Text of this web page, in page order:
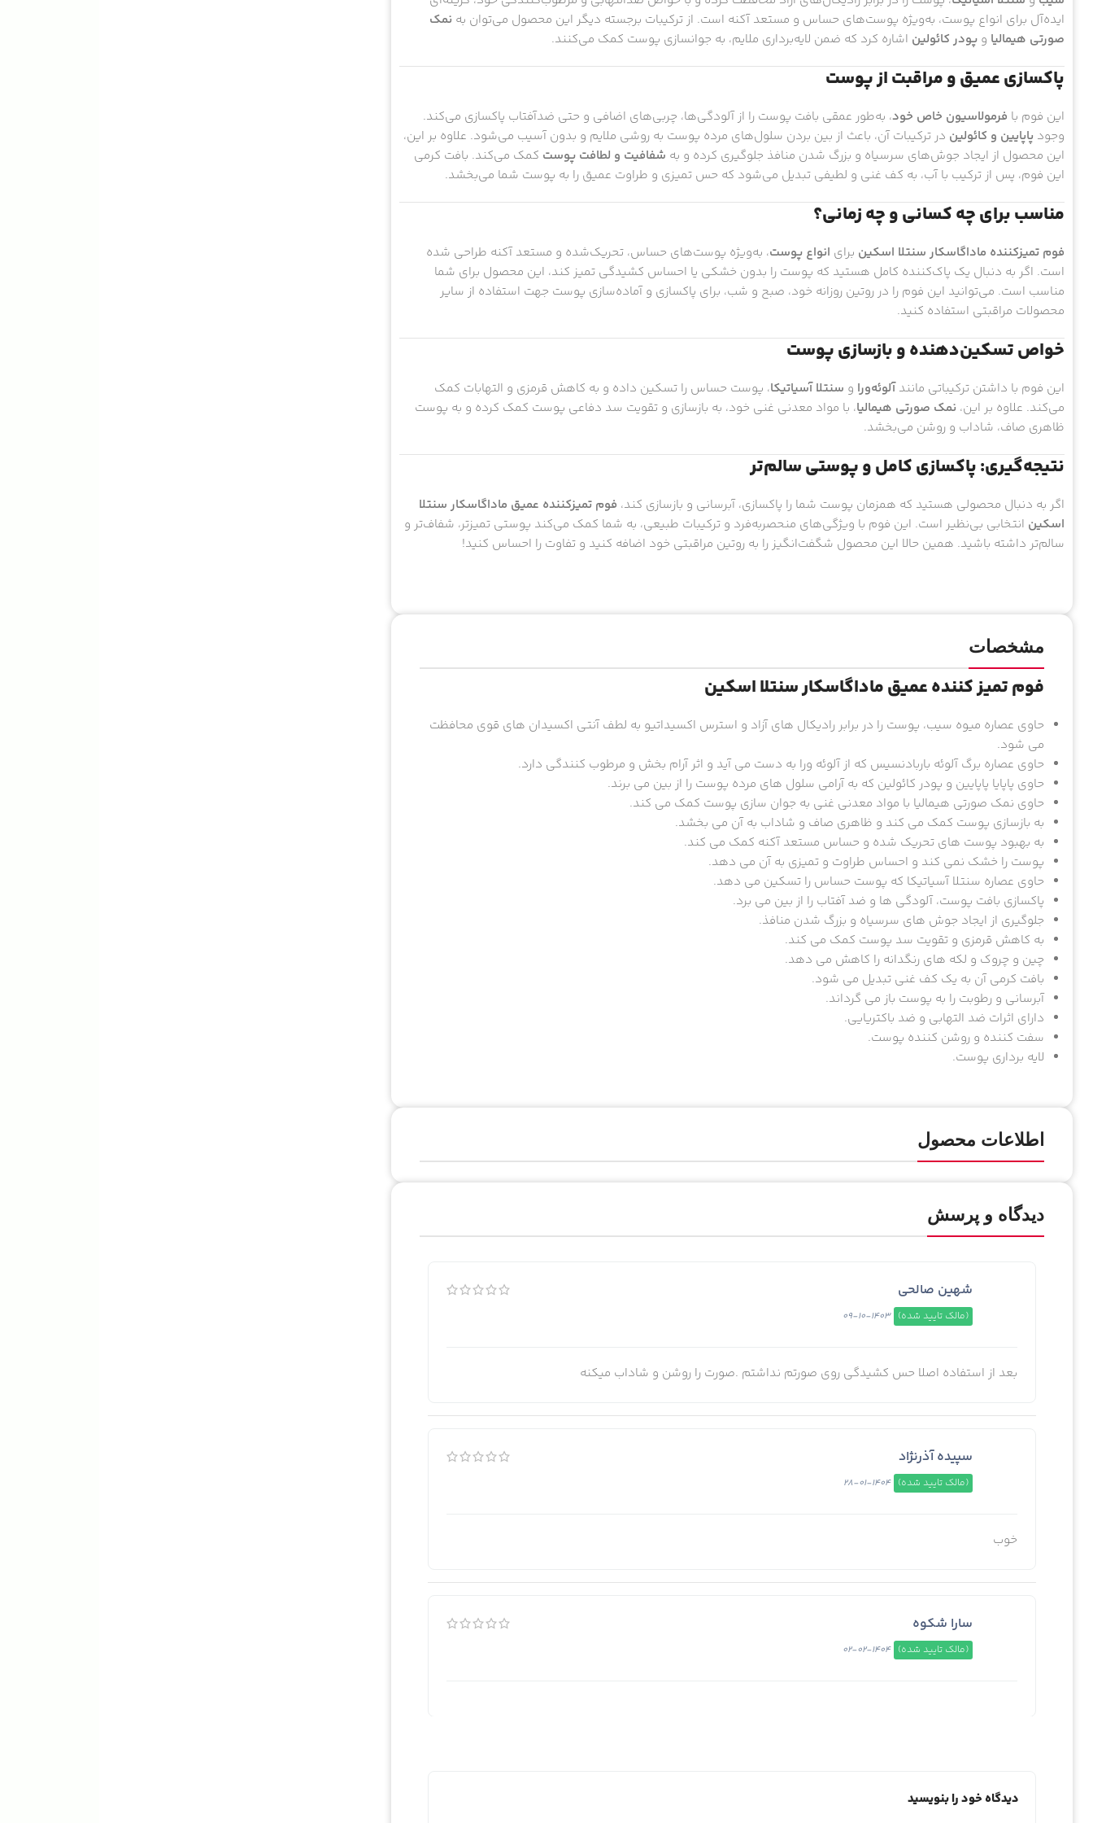
ایده‌آل برای انواع پوست، به‌ویژه پوست‌های حساس و مستعد آکنه است. از ترکیبات برجسته دیگر این محصول می‌توان به نمک
صورتی هیمالیا و پودر کائولین اشاره کرد که ضمن لایه‌برداری ملایم، به جوانسازی پوست کمک می‌کنند.
پاکسازی عمیق و مراقبت از پوست
این فوم با فرمولاسیون خاص خود، به‌طور عمقی بافت پوست را از آلودگی‌ها، چربی‌های اضافی و حتی ضدآفتاب پاکسازی می‌کند.
وجود پاپایین و کائولین در ترکیبات آن، باعث از بین بردن سلول‌های مرده پوست به روشی ملایم و بدون آسیب می‌شود. علاوه بر این،
این محصول از ایجاد جوش‌های سرسیاه و بزرگ شدن منافذ جلوگیری کرده و به شفافیت و لطافت پوست کمک می‌کند. بافت کرمی
این فوم، پس از ترکیب با آب، به کف غنی و لطیفی تبدیل می‌شود که حس تمیزی و طراوت عمیق را به پوست شما می‌بخشد.
مناسب برای چه کسانی و چه زمانی؟
فوم تمیزکننده ماداگاسکار سنتلا اسکین برای انواع پوست، به‌ویژه پوست‌های حساس، تحریک‌شده و مستعد آکنه طراحی شده
است. اگر به دنبال یک پاک‌کننده کامل هستید که پوست را بدون خشکی یا احساس کشیدگی تمیز کند، این محصول برای شما
مناسب است. می‌توانید این فوم را در روتین روزانه خود، صبح و شب، برای پاکسازی و آماده‌سازی پوست جهت استفاده از سایر
محصولات مراقبتی استفاده کنید.
خواص تسکین‌دهنده و بازسازی پوست
این فوم با داشتن ترکیباتی مانندآلوئه‌ورا و سنتلا آسیاتیکا، پوست حساس را تسکین داده و به کاهش قرمزی و التهابات کمک
می‌کند. علاوه بر این، نمک صورتی هیمالیا، با مواد معدنی غنی خود، به بازسازی و تقویت سد دفاعی پوست کمک کرده و به پوست
ظاهری صاف، شاداب و روشن می‌بخشد.
نتیجه‌گیری: پاکسازی کامل و پوستی سالم‌تر
اگر به دنبال محصولی هستید که همزمان پوست شما را پاکسازی، آبرسانی و بازسازی کند، فوم تمیزکننده عمیق ماداگاسکار سنتلا
اسکین انتخابی بی‌نظیر است. این فوم با ویژگی‌های منحصربه‌فرد و ترکیبات طبیعی، به شما کمک می‌کند پوستی تمیزتر، شفاف‌تر و
سالم‌تر داشته باشید. همین حالا این محصول شگفت‌انگیز را به روتین مراقبتی خود اضافه کنید و تفاوت را احساس کنید!
مشخصات
فوم تمیز کننده عمیق ماداگاسکار سنتلا اسکین
حاوی عصاره میوه سیب، پوست را در برابر رادیکال های آزاد و استرس اکسیداتیو به لطف آنتی اکسیدان های قوی محافظت
می شود.
حاوی عصاره برگ آلوئه باربادنسیس که از آلوئه ورا به دست می آید و اثر آرام بخش و مرطوب کنندگی دارد.
حاوی پاپایا پاپایین و پودر کائولین که به آرامی سلول های مرده پوست را از بین می برند.
حاوی نمک صورتی هیمالیا با مواد معدنی غنی به جوان سازی پوست کمک می کند.
به بازسازی پوست کمک می کند و ظاهری صاف و شاداب به آن می بخشد.
به بهبود پوست های تحریک شده و حساس مستعد آکنه کمک می کند.
پوست را خشک نمی کند و احساس طراوت و تمیزی به آن می دهد.
حاوی عصاره سنتلا آسیاتیکا که پوست حساس را تسکین می دهد.
پاکسازی بافت پوست، آلودگی ها و ضد آفتاب را از بین می برد.
جلوگیری از ایجاد جوش های سرسیاه و بزرگ شدن منافذ.
به کاهش قرمزی و تقویت سد پوست کمک می کند.
چین و چروک و لکه های رنگدانه را کاهش می دهد.
بافت کرمی آن به یک کف غنی تبدیل می شود.
آبرسانی و رطوبت را به پوست باز می گرداند.
دارای اثرات ضد التهابی و ضد باکتریایی.
سفت کننده و روشن کننده پوست.
لایه برداری پوست.
اطلاعات محصول
دیدگاه و پرسش
شهین صالحی
(مالک تایید شده) 1403-10-09
بعد از استفاده اصلا حس کشیدگی روی صورتم نداشتم .صورت را روشن و شاداب میکنه
سپیده آذرنژاد
(مالک تایید شده) 1404-01-28
خوب
سارا شکوه
(مالک تایید شده) 1404-02-02
دیدگاه خود را بنویسید